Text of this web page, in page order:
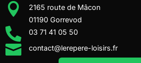

2165 route de Mâcon
01190 Gorrevod
 03 71 41 05 50
 contact@lerepere-loisirs.fr